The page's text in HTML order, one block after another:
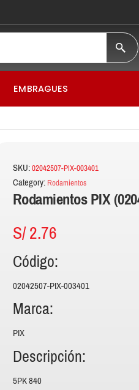
EMBRAGUES
SKU:02042507-PIX-003401
Category: Rodamientos
Rodamientos PIX
S/2.76
Código:
02042507-PIX-003401
Marca:
PIX
Descripción:
5PK 840